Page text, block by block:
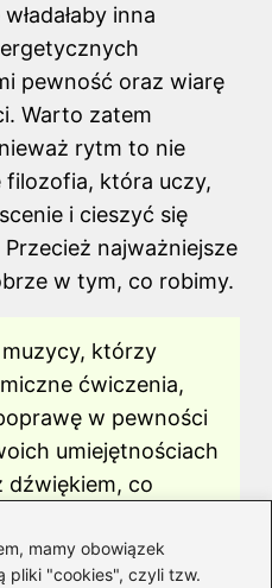
mamy obowiązek
pliki "cookies", czyli tzw.
inna
pewność oraz wiarę
Warto zatem
rytm to nie
która uczy,
i cieszyć się
najważniejsze
w tym, co robimy.
którzy
ćwiczenia,
w pewności
umiejętnościach
dźwiękiem, co
z występów.